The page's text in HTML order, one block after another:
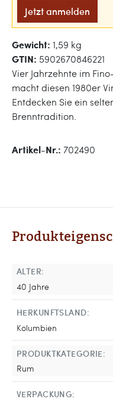
Jetzt anmelden
Gewicht: 1,59 kg
GTIN: 5902670846221
Vier Jahrzehnte im
macht diesen 1980er
Entdecken Sie ein
Brenntradition.
Artikel-Nr.: 702490
ALTER:
40 Jahre
HERKUNFTSLAND:
Kolumbien
PRODUKTKATEGORIE:
Rum
VERPACKUNG: